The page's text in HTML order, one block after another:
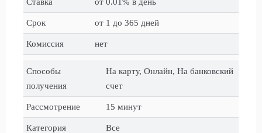
Срок от 1 до 365 дней
Комиссия нет
Способы
получения
На карту, Онлайн, На банковский
счет
Рассмотрение 15 минут
Категория
Все